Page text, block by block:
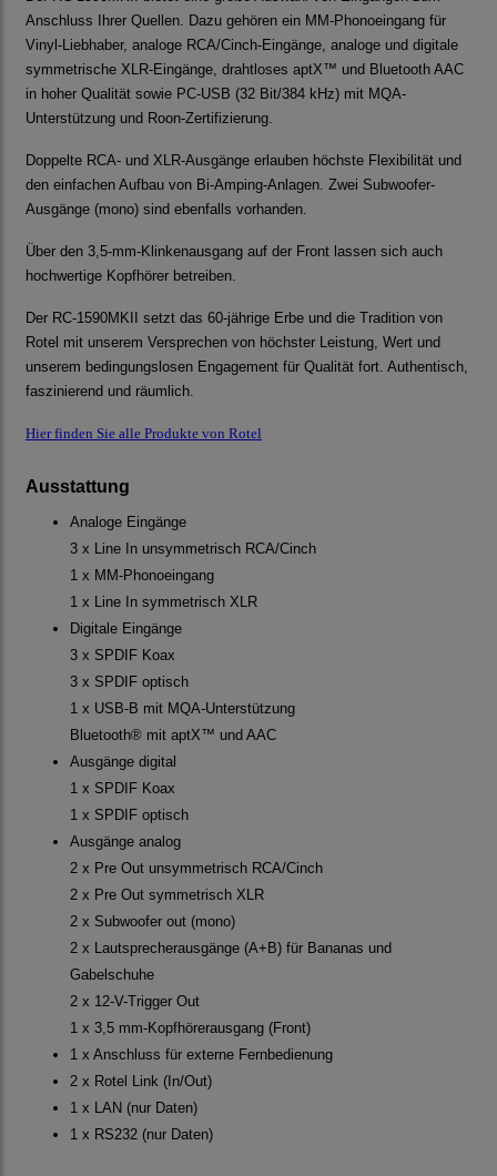
Anschluss Ihrer Quellen. Dazu gehören ein MM-Phonoeingang für
Vinyl-Liebhaber, analoge RCA/Cinch-Eingänge, analoge und digitale
symmetrische XLR-Eingänge, drahtloses aptX™ und Bluetooth AAC
in hoher Qualität sowie PC-USB (32 Bit/384 kHz) mit MQA-
Unterstützung und Roon-Zertifizierung.
Doppelte RCA- und XLR-Ausgänge erlauben höchste Flexibilität und
den einfachen Aufbau von Bi-Amping-Anlagen. Zwei Subwoofer-
Ausgänge (mono) sind ebenfalls vorhanden.
Über den 3,5-mm-Klinkenausgang auf der Front lassen sich auch
hochwertige Kopfhörer betreiben.
Der RC-1590MKII setzt das 60-jährige Erbe und die Tradition von
Rotel mit unserem Versprechen von höchster Leistung, Wert und
unserem bedingungslosen Engagement für Qualität fort. Authentisch,
faszinierend und räumlich.
Hier finden Sie alle Produkte von Rotel
Ausstattung
Analoge Eingänge
3 x Line In unsymmetrisch RCA/Cinch
1 x MM-Phonoeingang
1 x Line In symmetrisch XLR
Digitale Eingänge
3 x SPDIF Koax
3 x SPDIF optisch
1 x USB-B mit MQA-Unterstützung
Bluetooth® mit aptX™ und AAC
Ausgänge digital
1 x SPDIF Koax
1 x SPDIF optisch
Ausgänge analog
2 x Pre Out unsymmetrisch RCA/Cinch
2 x Pre Out symmetrisch XLR
2 x Subwoofer out (mono)
2 x Lautsprecherausgänge (A+B) für Bananas und
Gabelschuhe
2 x 12-V-Trigger Out
1 x 3,5 mm-Kopfhörerausgang (Front)
1 x Anschluss für externe Fernbedienung
2 x Rotel Link (In/Out)
1 x LAN (nur Daten)
1 x RS232 (nur Daten)